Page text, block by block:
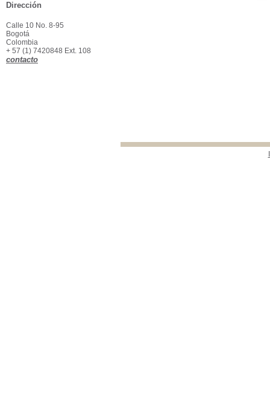
costumbres
Autores santandereanos -Biografía
Autores santandereanos -
Biografía
Colombia--Historia
Colombia--Historia[1]
Ensayos Colombianos -Siglo XX
Ensayos Colombianos -
Dirección
Calle 10 No. 8-95
Bogotá
Colombia
+ 57 (1) 7420848 Ext. 108
contacto